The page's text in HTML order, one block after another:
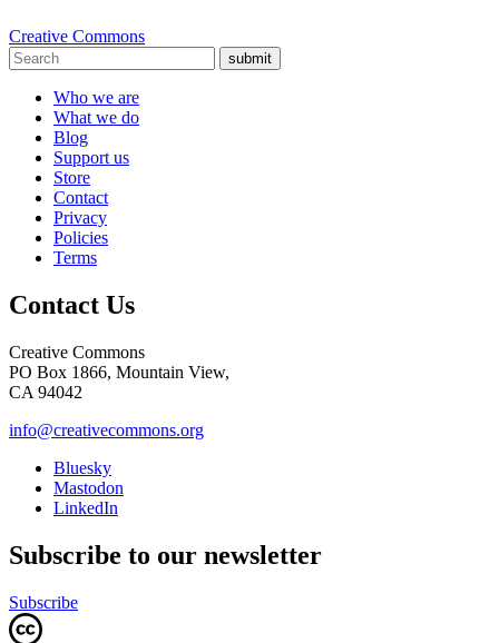
Creative Commons
submit
Who we are
What we do
Blog
Support us
Store
Contact
Privacy
Policies
Terms
Contact Us
Creative Commons
PO Box 1866, Mountain View,
CA 94042
info@creativecommons.org
Bluesky
Mastodon
LinkedIn
Subscribe to our newsletter
Subscribe